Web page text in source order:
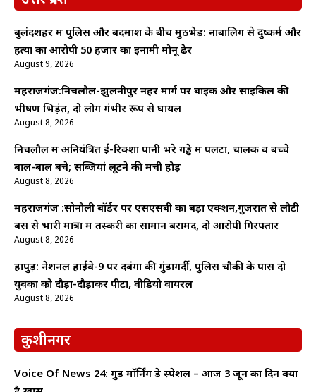
बुलंदशहर में पुलिस और बदमाश के बीच मुठभेड़: नाबालिग से दुष्कर्म और
हत्या का आरोपी 50 हजार का इनामी मोनू ढेर
August 9, 2026
महराजगंज:निचलौल-झुलनीपुर नहर मार्ग पर बाइक और साइकिल की
भीषण भिड़ंत, दो लोग गंभीर रूप से घायल
August 8, 2026
निचलौल में अनियंत्रित ई-रिक्शा पानी भरे गड्ढे में पलटा, चालक व बच्चे
बाल-बाल बचे; सब्जियां लूटने की मची होड़
August 8, 2026
महराजगंज :सोनौली बॉर्डर पर एसएसबी का बड़ा एक्शन,गुजरात से लौटी
बस से भारी मात्रा में तस्करी का सामान बरामद, दो आरोपी गिरफ्तार
August 8, 2026
हापुड़: नेशनल हाईवे-9 पर दबंगों की गुंडागर्दी, पुलिस चौकी के पास दो
युवकों को दौड़ा-दौड़ाकर पीटा, वीडियो वायरल
August 8, 2026
कुशीनगर
Voice Of News 24: गुड माॅर्निंग डे स्पेशल – आज 3 जून का दिन क्यों